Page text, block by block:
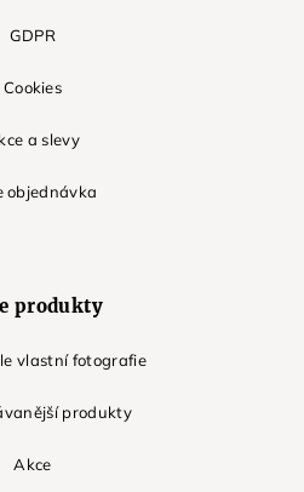
GDPR
Cookies
a slevy
objednávka
produkty
vlastní fotografie
produkty
Akce